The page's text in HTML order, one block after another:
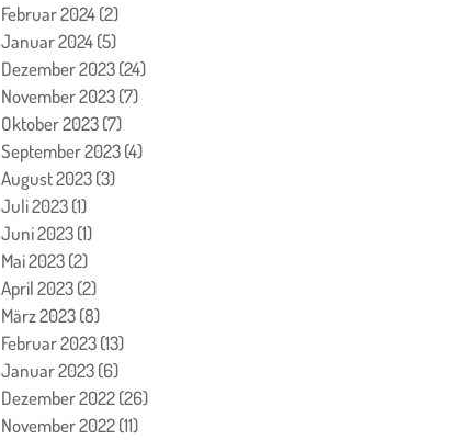
Februar 2024(2)
Januar 2024(5)
Dezember 2023(24)
November 2023(7)
Oktober 2023(7)
September 2023(4)
August 2023(3)
Juli 2023(1)
Juni 2023(1)
Mai 2023(2)
April 2023(2)
März 2023(8)
Februar 2023(13)
Januar 2023(6)
Dezember 2022(26)
November 2022(11)